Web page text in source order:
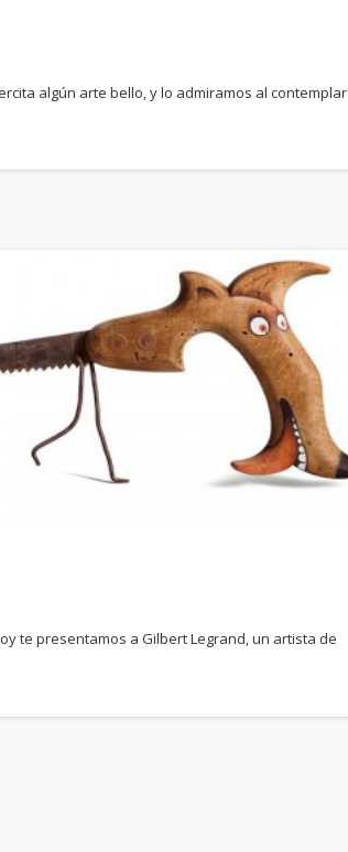
algún arte bello, y lo admiramos al contemplar
te presentamos a Gilbert Legrand, un artista de